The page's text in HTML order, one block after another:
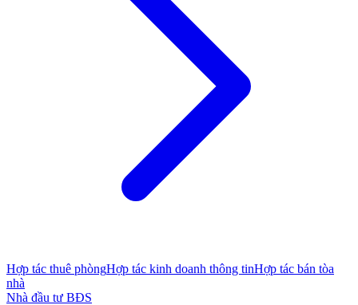
Hợp tác thuê phòngHợp tác kinh doanh thông tinHợp tác bán tòa
nhà
Nhà đầu tư BĐS